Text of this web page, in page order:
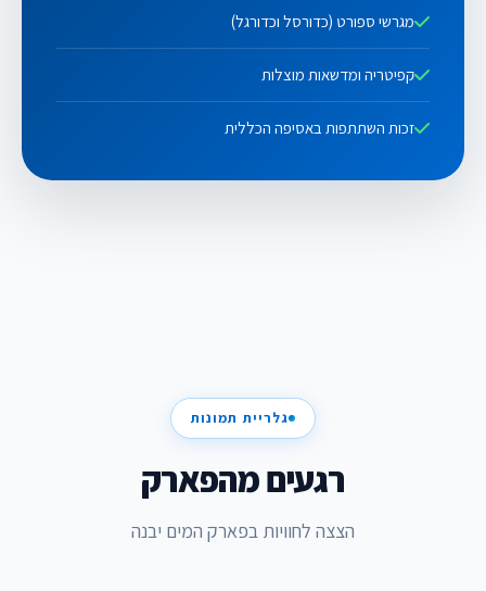
מגרשי ספורט (כדורסל וכדורגל)
קפיטריה ומדשאות מוצלות
זכות השתתפות באסיפה הכללית
גלריית תמונות
רגעים מהפארק
הצצה לחוויות בפארק המים יבנה